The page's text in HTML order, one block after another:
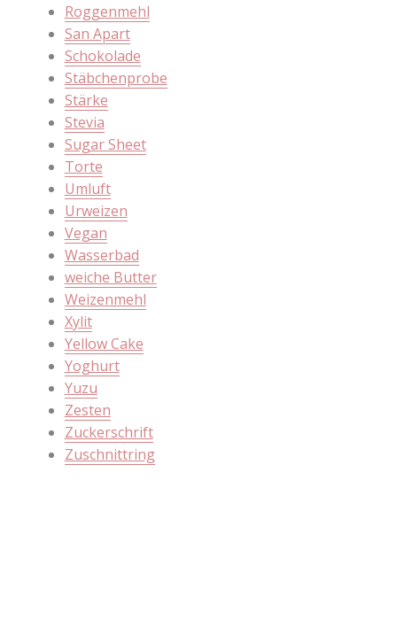
Roggenmehl
San Apart
Schokolade
Stäbchenprobe
Stärke
Stevia
Sugar Sheet
Torte
Umluft
Urweizen
Vegan
Wasserbad
weiche Butter
Weizenmehl
Xylit
Yellow Cake
Yoghurt
Yuzu
Zesten
Zuckerschrift
Zuschnittring